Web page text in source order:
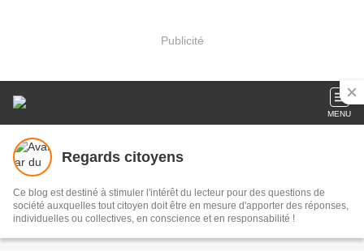
Publicité
MENU
Regards citoyens
Ce blog est destiné à stimuler l'intérêt du lecteur pour des questions de
société auxquelles tout citoyen doit être en mesure d'apporter des réponses,
individuelles ou collectives, en conscience et en responsabilité !